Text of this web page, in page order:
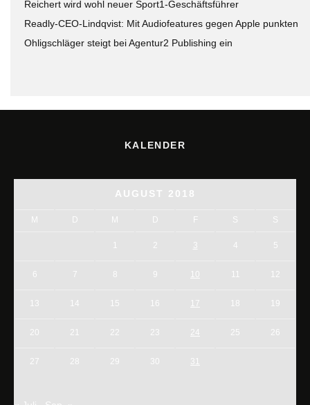
Reichert wird wohl neuer Sport1-Geschäftsführer
Readly-CEO-Lindqvist: Mit Audiofeatures gegen Apple punkten
Ohligschläger steigt bei Agentur2 Publishing ein
KALENDER
AUGUST 2018
M D M D F S S
1 2 3 4 5
6 7 8 9 10 11 12
13 14 15 16 17 18 19
20 21 22 23 24 25 26
27 28 29 30 31